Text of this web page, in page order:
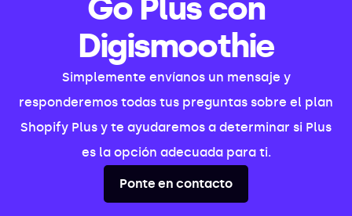
Go Plus con
Digismoothie
Simplemente envíanos un mensaje y
responderemos todas tus preguntas sobre el plan
Shopify Plus y te ayudaremos a determinar si Plus
es la opción adecuada para ti.
Ponte en contacto